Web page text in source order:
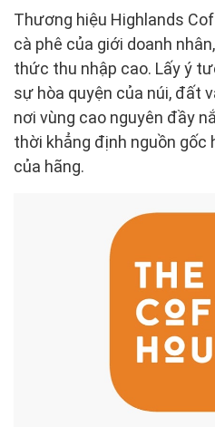
Thương hiệu Highlands
cà phê của giới doanh
thức thu nhập cao. Lấy ý
sự hòa quyện của núi, đất
nơi vùng cao nguyên đầy
thời khẳng định nguồn gốc
của hãng.